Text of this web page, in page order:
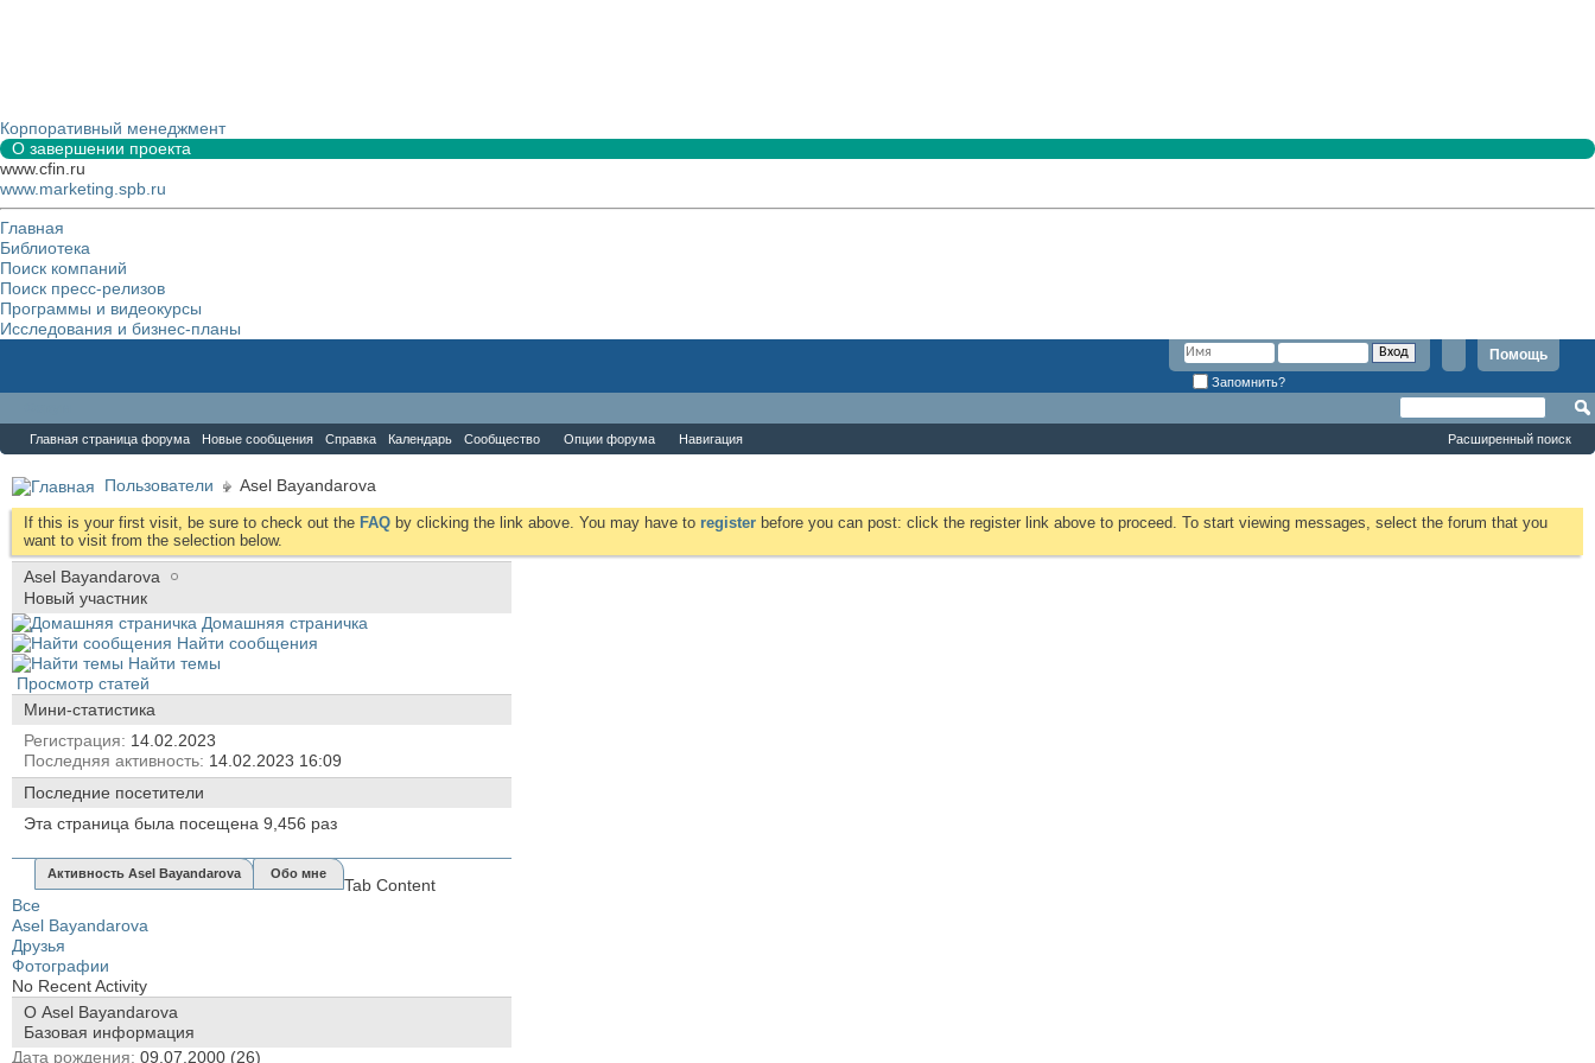
Корпоративный менеджмент
О завершении проекта
www.cfin.ru
www.marketing.spb.ru
Главная
Библиотека
Поиск компаний
Поиск пресс-релизов
Программы и видеокурсы
Исследования и бизнес-планы
Помощь
Запомнить?
Главная страница форума Новые сообщения Справка Календарь Сообщество Опции форума Навигация Расширенный поиск
Пользователи Asel Bayandarova
If this is your first visit, be sure to check out the FAQ by clicking the link above. You may have to register before you can post: click the register link above to proceed. To start viewing messages, select the forum that you
want to visit from the selection below.
Asel Bayandarova
Новый участник
Домашняя страничка
Найти сообщения
Найти темы
Просмотр статей
Мини-статистика
Регистрация
14.02.2023
Последняя активность 14.02.2023 16:09
Последние посетители
Эта страница была посещена 9,456 раз
Активность Asel Bayandarova Обо мне
Tab Content
Все
Asel Bayandarova
Друзья
Фотографии
No Recent Activity
О Asel Bayandarova
Базовая информация
Дата рождения 09.07.2000 (26)